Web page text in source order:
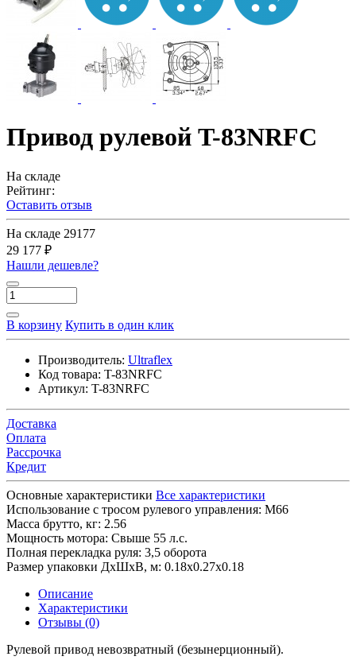
Привод рулевой T-83NRFC
На складе
Рейтинг:
Оставить отзыв
На складе 29177
29 177 ₽
Нашли дешевле?
В корзину Купить в один клик
Производитель: Ultraflex
Код товара: T-83NRFC
Артикул: T-83NRFC
Доставка
Оплата
Рассрочка
Кредит
Основные характеристики Все характеристики
Использование с тросом рулевого управления: M66
Масса брутто, кг: 2.56
Мощность мотора: Свыше 55 л.с.
Полная перекладка руля: 3,5 оборота
Размер упаковки ДхШхВ, м: 0.18x0.27x0.18
Описание
Характеристики
Отзывы (0)
Рулевой привод невозвратный (безынерционный).